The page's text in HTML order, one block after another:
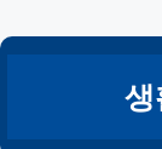
텐
건
생